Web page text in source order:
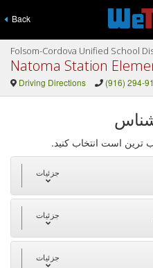
Back
Folsom-Cordova Unified School
Natoma Station
Driving Directions (916) 294-
ترین است انتخاب کنید.
جزئیات
جزئیات
جزئیات